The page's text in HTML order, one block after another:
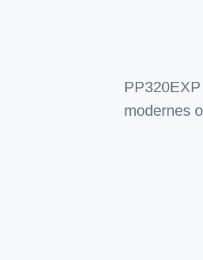
modernes